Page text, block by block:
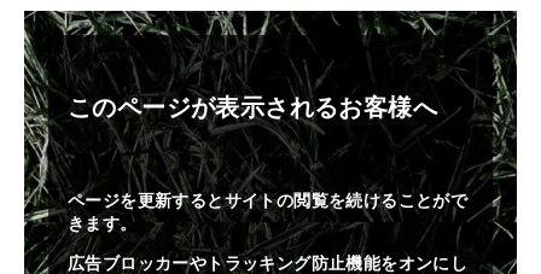
このページが表示されるお客様へ
ページを更新するとサイトの閲覧を続けることがで
きます。
広告ブロッカーやトラッキング防止機能をオンにし